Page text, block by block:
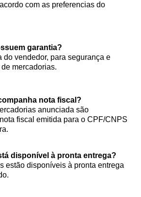
com as preferencias do
garantia?
do vendedor, para segurança e
mercadorias.
nota fiscal?
anunciada são
fiscal emitida para o CPF/CNPS
disponível à pronta entrega?
estão disponíveis à pronta entrega